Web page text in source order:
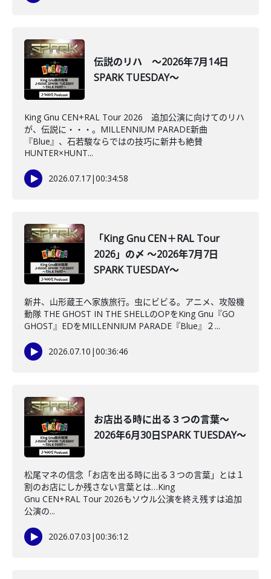
伝説のリハ ～2026年7月14日
SPARK TUESDAY～
King Gnu CEN+RAL Tour 2026 追加公演に向けてのリハ
が、伝説に・・・。MILLENNIUM PARADE新曲
『Blue』、石若駿ならではの技巧に新井も絶賛
HUNTER×HUNT...
2026.07.17|00:34:58
「King Gnu CEN＋RAL Tour
2026」の〆 ～2026年7月7日
SPARK TUESDAY～
新井、山形蔵王へ家族旅行。虫にビビる。アニメ、攻殻機
動隊 THE GHOST IN THE SHELLのOPをKing Gnu『GO
GHOST』EDをMILLENNIUM PARADE『Blue』２...
2026.07.10 |00:36:46
お店出る時に出る３つの言葉～
2026年6月30日SPARK TUESDAY～
松尾マネの信念「お店を出る時に出る３つの言葉」とは１
割のお店にしか残さない言葉とは…King
Gnu CEN+RAL Tour 2026もソウル公演を終え残すは追加
公演の...
2026.07.03 |00:36:12